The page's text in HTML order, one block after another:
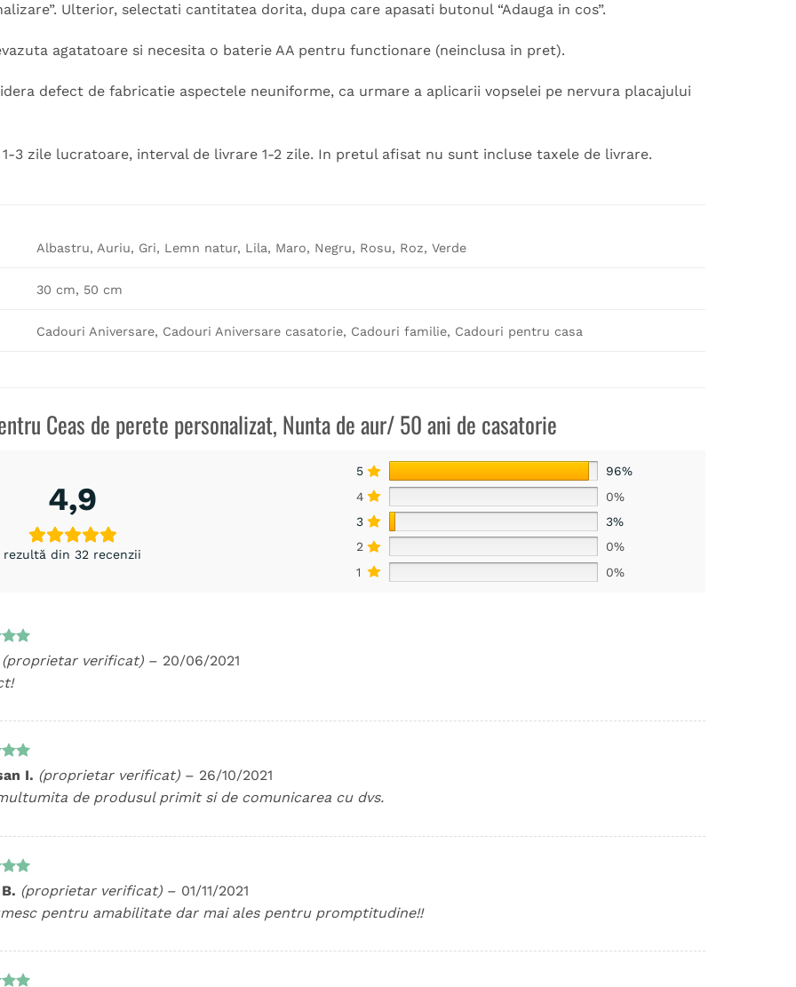
Ulterior, selectati cantitatea dorita, dupa care apasati butonul “Adauga in cos”.
agatatoare si necesita o baterie AA pentru functionare (neinclusa in pret).
defect de fabricatie aspectele neuniforme, ca urmare a aplicarii vopselei pe nervura placajului
3 zile lucratoare, interval de livrare 1-2 zile. In pretul afisat nu sunt incluse taxele de livrare.
Albastru, Auriu, Gri, Lemn natur, Lila, Maro, Negru, Rosu, Roz, Verde
30 cm, 50 cm
Cadouri Aniversare, Cadouri Aniversare casatorie, Cadouri familie, Cadouri pentru casa
Ceas de perete personalizat, Nunta de aur/ 50 ani de casatorie
4,9
rezultă din 32 recenzii
5
96%
4
0%
3
3%
2
0%
1
0%
la
(proprietar verificat) – 20/06/2021
la I. (proprietar verificat) – 26/10/2021
de produsul primit si de comunicarea cu dvs.
la
(proprietar verificat) – 01/11/2021
pentru amabilitate dar mai ales pentru promptitudine!!